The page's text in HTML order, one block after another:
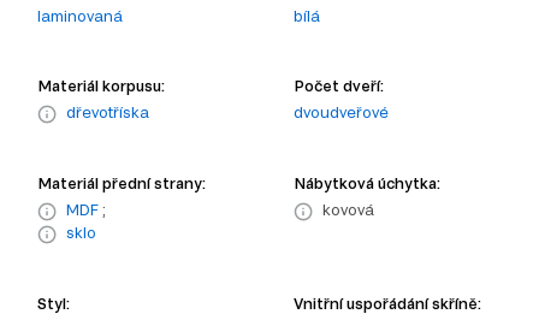
laminovaná
bílá
Materiál korpusu:
dřevotříska
Počet dveří:
dvoudveřové
Materiál přední strany:
MDF ;
sklo
Nábytková úchytka:
kovová
Styl:
Vnitřní uspořádání skříně: